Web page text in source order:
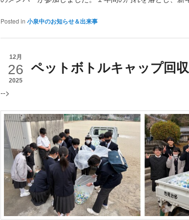
Posted in 小泉中のお知らせ＆出来事
12月
26
2025
ペットボトルキャップ回収
-->